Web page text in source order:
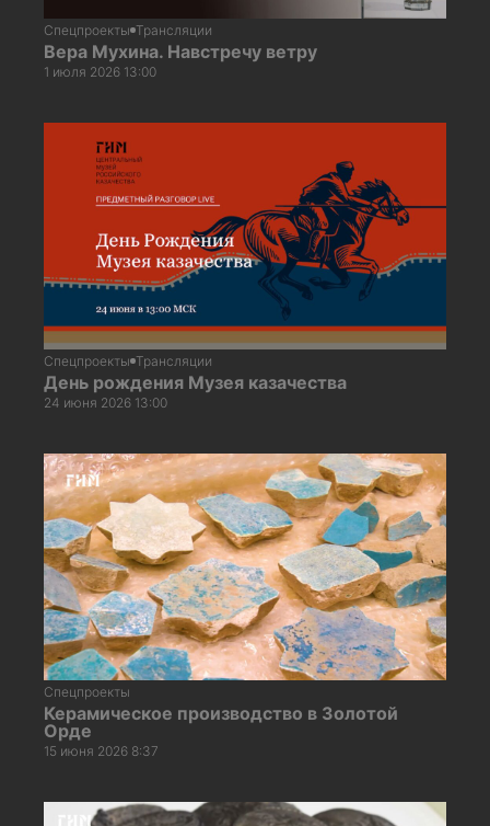
Спецпроекты Трансляции
Вера Мухина. Навстречу ветру
1 июля 2026 13:00
Спецпроекты Трансляции
День рождения Музея казачества
24 июня 2026 13:00
Спецпроекты
Керамическое производство в Золотой
Орде
15 июня 2026 8:37